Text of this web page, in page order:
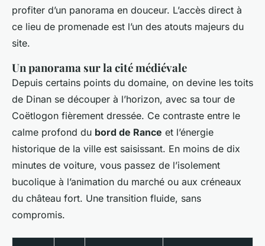
profiter d’un panorama en douceur. L’accès direct à
ce lieu de promenade est l’un des atouts majeurs du
site.
Un panorama sur la cité médiévale
Depuis certains points du domaine, on devine les toits
de Dinan se découper à l’horizon, avec sa tour de
Coëtlogon fièrement dressée. Ce contraste entre le
calme profond du bord de Rance et l’énergie
historique de la ville est saisissant. En moins de dix
minutes de voiture, vous passez de l’isolement
bucolique à l’animation du marché ou aux créneaux
du château fort. Une transition fluide, sans
compromis.